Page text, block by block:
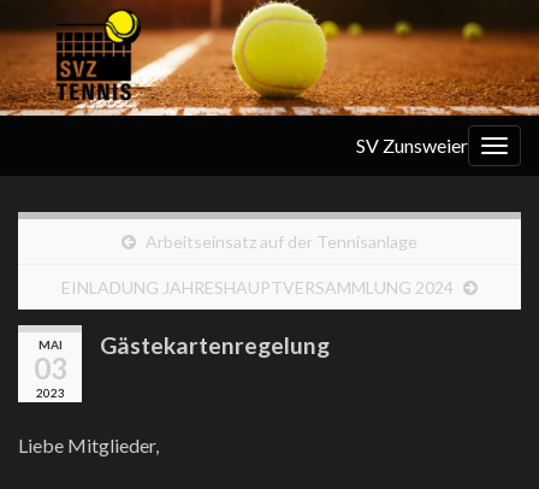
SV Zunsweier
Arbeitseinsatz auf der Tennisanlage
EINLADUNG JAHRESHAUPTVERSAMMLUNG 2024
MAI
03
2023
Gästekartenregelung
Liebe Mitglieder,